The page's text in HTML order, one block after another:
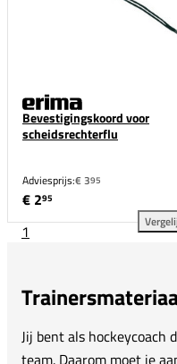
Bevestigingskoord voor
scheidsrechterflu
Adviesprijs:€ 395
€ 295
1
Jij bent als
team. Daarom moet je